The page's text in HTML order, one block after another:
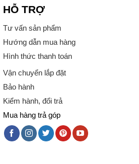
HỖ TRỢ
Tư vấn sản phẩm
Hướng dẫn mua hàng
Hình thức thanh toán
Vận chuyển lắp đặt
Bảo hành
Kiểm hành, đổi trả
Mua hàng trả góp